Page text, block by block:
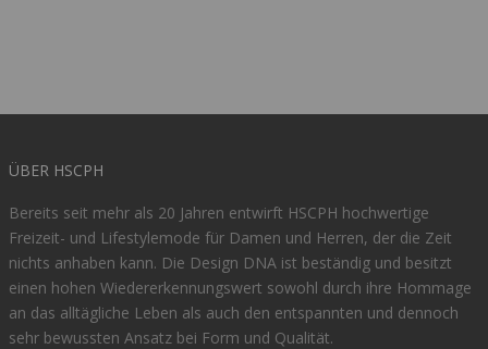
ÜBER HSCPH
Bereits seit mehr als 20 Jahren entwirft HSCPH hochwertige
Freizeit- und Lifestylemode für Damen und Herren, der die Zeit
nichts anhaben kann. Die Design DNA ist beständig und besitzt
einen hohen Wiedererkennungswert sowohl durch ihre Hommage
an das alltägliche Leben als auch den entspannten und dennoch
sehr bewussten Ansatz bei Form und Qualität.